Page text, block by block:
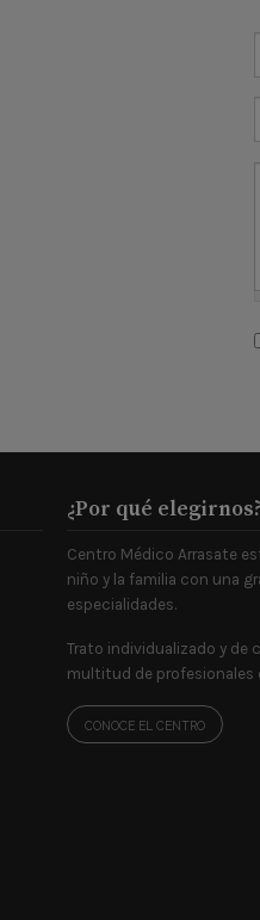
¿Por qué elegirnos?
Centro Médico Arrasate
niño y la familia con una
especialidades.
Trato individualizado y de
multitud de profesionales
CONOCE EL CENTRO